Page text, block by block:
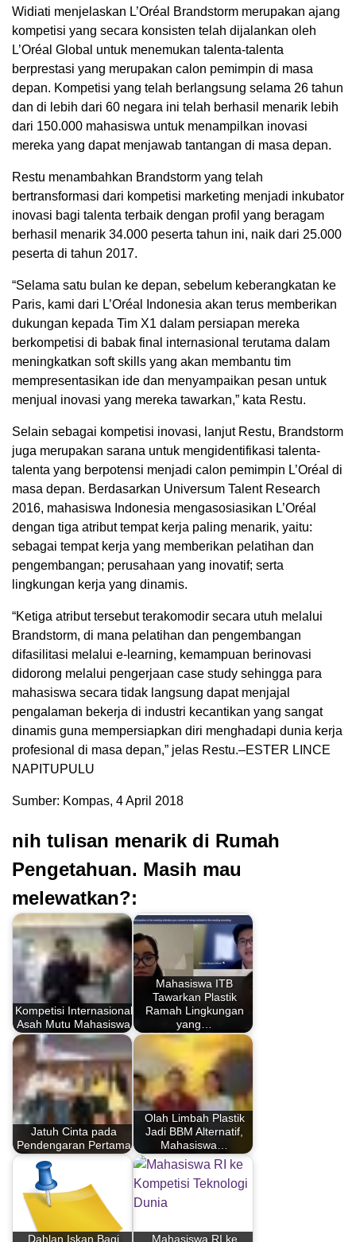
Widiati menjelaskan L’Oréal Brandstorm merupakan ajang
kompetisi yang secara konsisten telah dijalankan oleh
L’Oréal Global untuk menemukan talenta-talenta
berprestasi yang merupakan calon pemimpin di masa
depan. Kompetisi yang telah berlangsung selama 26 tahun
dan di lebih dari 60 negara ini telah berhasil menarik lebih
dari 150.000 mahasiswa untuk menampilkan inovasi
mereka yang dapat menjawab tantangan di masa depan.
Restu menambahkan Brandstorm yang telah
bertransformasi dari kompetisi marketing menjadi inkubator
inovasi bagi talenta terbaik dengan profil yang beragam
berhasil menarik 34.000 peserta tahun ini, naik dari 25.000
peserta di tahun 2017.
“Selama satu bulan ke depan, sebelum keberangkatan ke
Paris, kami dari L’Oréal Indonesia akan terus memberikan
dukungan kepada Tim X1 dalam persiapan mereka
berkompetisi di babak final internasional terutama dalam
meningkatkan soft skills yang akan membantu tim
mempresentasikan ide dan menyampaikan pesan untuk
menjual inovasi yang mereka tawarkan,” kata Restu.
Selain sebagai kompetisi inovasi, lanjut Restu, Brandstorm
juga merupakan sarana untuk mengidentifikasi talenta-
talenta yang berpotensi menjadi calon pemimpin L’Oréal di
masa depan. Berdasarkan Universum Talent Research
2016, mahasiswa Indonesia mengasosiasikan L’Oréal
dengan tiga atribut tempat kerja paling menarik, yaitu:
sebagai tempat kerja yang memberikan pelatihan dan
pengembangan; perusahaan yang inovatif; serta
lingkungan kerja yang dinamis.
“Ketiga atribut tersebut terakomodir secara utuh melalui
Brandstorm, di mana pelatihan dan pengembangan
difasilitasi melalui e-learning, kemampuan berinovasi
didorong melalui pengerjaan case study sehingga para
mahasiswa secara tidak langsung dapat menjajal
pengalaman bekerja di industri kecantikan yang sangat
dinamis guna mempersiapkan diri menghadapi dunia kerja
profesional di masa depan,” jelas Restu.–ESTER LINCE
NAPITUPULU
Sumber: Kompas, 4 April 2018
nih tulisan menarik di Rumah
Pengetahuan. Masih mau
melewatkan?:
Kompetisi Internasional
Asah Mutu Mahasiswa
Mahasiswa ITB
Tawarkan Plastik
Ramah Lingkungan
yang…
Jatuh Cinta pada
Pendengaran Pertama
Olah Limbah Plastik
Jadi BBM Alternatif,
Mahasiswa…
Dahlan Iskan Bagi Mahasiswa RI ke